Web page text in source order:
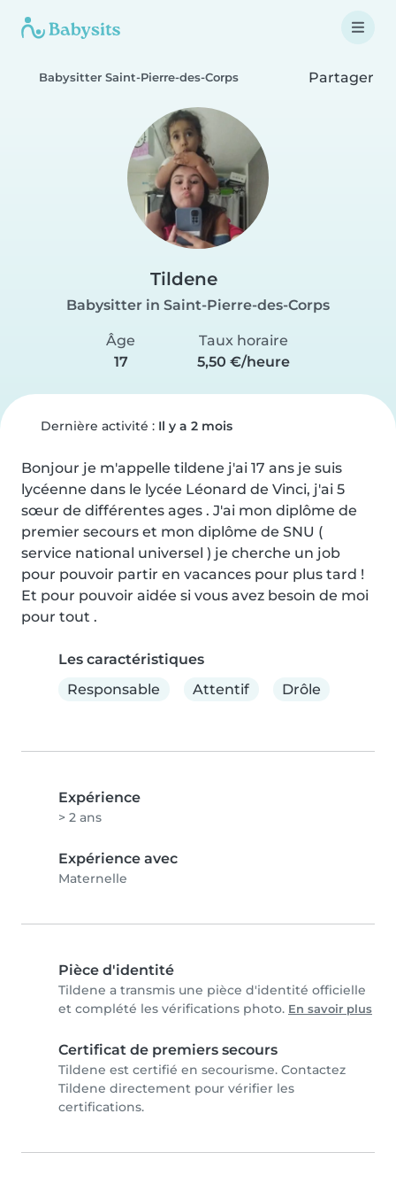
Babysitter Saint-Pierre-des-Corps Partager
Tildene
Babysitter in Saint-Pierre-des-Corps
Âge
17
Taux horaire
5,50 €/heure
Dernière activité : Il y a 2 mois
Bonjour je m'appelle tildene j'ai 17 ans je suis
lycéenne dans le lycée Léonard de Vinci, j'ai 5
sœur de différentes ages . J'ai mon diplôme de
premier secours et mon diplôme de SNU (
service national universel ) je cherche un job
pour pouvoir partir en vacances pour plus tard !
Et pour pouvoir aidée si vous avez besoin de moi
pour tout .
Les caractéristiques
Responsable
Attentif Drôle
Expérience
> 2 ans
Expérience avec
Maternelle
Pièce d'identité
Tildene a transmis une pièce d'identité officielle
et complété les vérifications photo. En savoir plus
Certificat de premiers secours
Tildene est certifié en secourisme. Contactez
Tildene directement pour vérifier les
certifications.